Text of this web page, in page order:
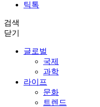
틱톡
검색
닫기
글로벌
국제
과학
라이프
문화
트렌드